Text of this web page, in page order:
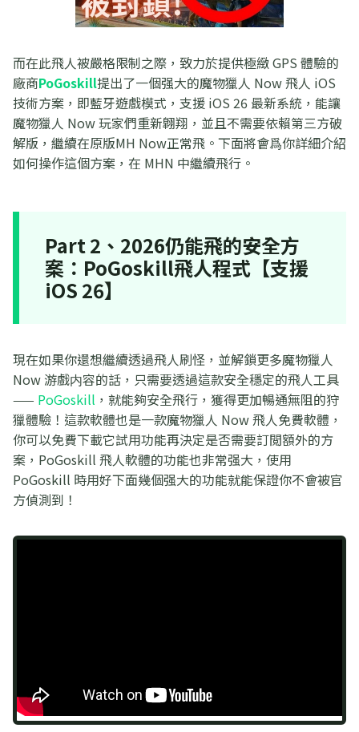
而在此飛人被嚴格限制之際，致力於提供極緻 GPS 體驗的
廠商PoGoskill提出了一個强大的魔物獵人 Now 飛人 iOS
技術方案，即藍牙遊戲模式，支援 iOS 26 最新系統，能讓
魔物獵人 Now 玩家們重新翺翔，並且不需要依賴第三方破
解版，繼續在原版MH Now正常飛。下面將會爲你詳細介紹
如何操作這個方案，在 MHN 中繼續飛行。
Part 2、2026仍能飛的安全方
案：PoGoskill飛人程式【支援
iOS 26】
現在如果你還想繼續透過飛人刷怪，並解鎖更多魔物獵人
Now 游戲内容的話，只需要透過這款安全穩定的飛人工具
—— PoGoskill ，就能夠安全飛行，獲得更加暢通無阻的狩
獵體驗！這款軟體也是一款魔物獵人 Now 飛人免費軟體，
你可以免費下載它試用功能再決定是否需要訂閲額外的方
案，PoGoskill 飛人軟體的功能也非常强大，使用
PoGoskill 時用好下面幾個强大的功能就能保證你不會被官
方偵測到！